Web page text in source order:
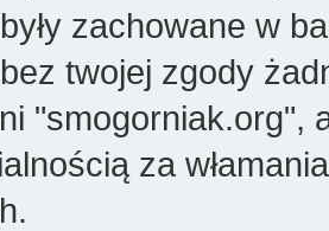
zachowane w
twojej zgody
"smogorniak.org",
za